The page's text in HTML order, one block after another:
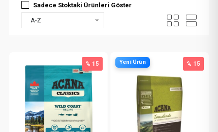
Sadece Stoktaki Ürünleri Göster
A-Z
% 15 Yeni Ürün % 15